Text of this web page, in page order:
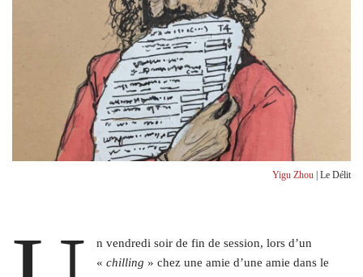
Yigu Zhou | Le Délit
n vendredi soir de fin de session, lors d’un
« chilling » chez une amie d’une amie dans le